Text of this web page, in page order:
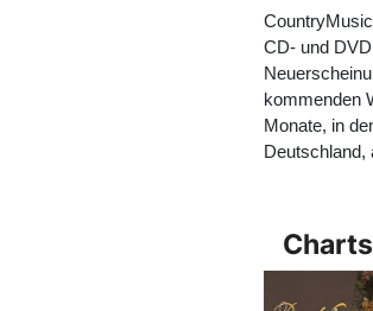
CD- und DVD
kommenden
Monate, in
Deutschland,
Charts